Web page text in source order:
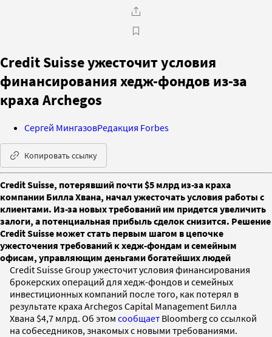
Credit Suisse ужесточит условия
финансирования хедж-фондов из-за
краха Archegos
Сергей МингазовРедакция Forbes
Копировать ссылку
Credit Suisse, потерявший почти $5 млрд из-за краха
компании Билла Хвана, ​начал ужесточать условия работы с
клиентами. Из-за новых требований им придется увеличить
залоги, а потенциальная прибыль сделок снизится. Решение
Credit Suisse может стать первым шагом в цепочке
ужесточения требований к хедж-фондам и семейным
офисам, управляющим деньгами богатейших людей
Credit Suisse Group ужесточит условия финансирования
брокерских операций для хедж-фондов и семейных
инвестиционных компаний после того, как потерял в
результате краха Archegos Capital Management Билла
Хвана $4,7 млрд. Об этом сообщает Bloomberg со ссылкой
на собеседников, знакомых с новыми требованиями.